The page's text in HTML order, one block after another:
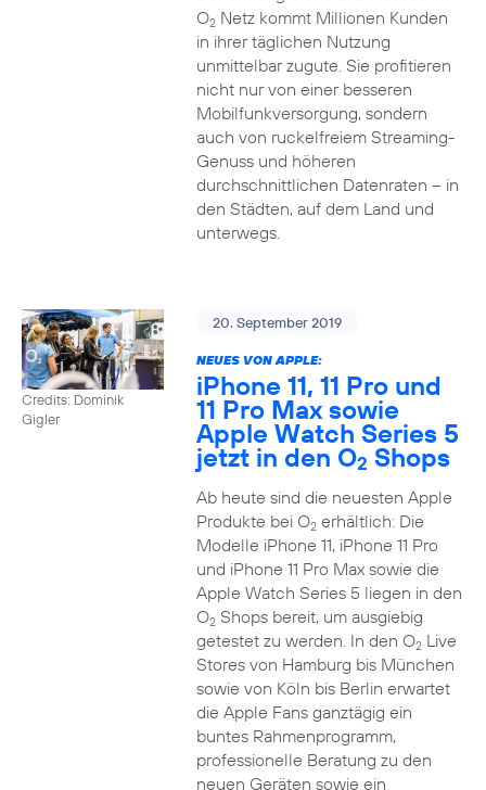
O2Netz kommt Millionen Kunden
in ihrer täglichen Nutzung
unmittelbar zugute. Sie profitieren
nicht nur von einer besseren
Mobilfunkversorgung, sondern
auch von ruckelfreiem Streaming-
Genuss und höheren
durchschnittlichen Datenraten – in
den Städten, auf dem Land und
unterwegs.
Credits: Dominik
Gigler
20. September 2019
NEUES VON APPLE:
iPhone 11, 11 Pro und
11 Pro Max sowie
Apple Watch Series 5
jetzt in den O2 Shops
Ab heute sind die neuesten Apple
Produkte bei O2erhältlich: Die
Modelle iPhone 11, iPhone 11 Pro
und iPhone 11 Pro Max sowie die
Apple Watch Series 5 liegen in den
O2Shops bereit, um ausgiebig
getestet zu werden. In den O2Live
Stores von Hamburg bis München
sowie von Köln bis Berlin erwartet
die Apple Fans ganztägig ein
buntes Rahmenprogramm,
professionelle Beratung zu den
neuen Geräten sowie ein